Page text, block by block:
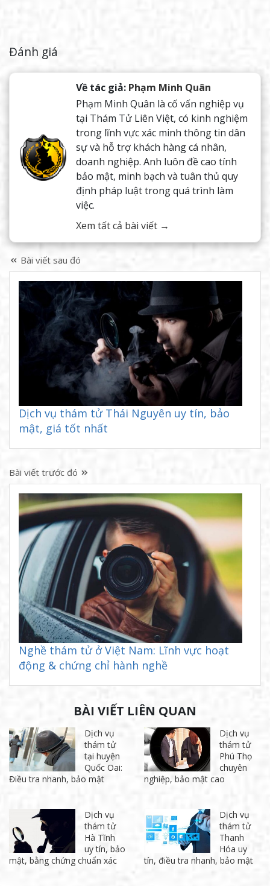
Đánh giá
Về tác giả: Phạm Minh Quân
Phạm Minh Quân là cố vấn nghiệp vụ
tại Thám Tử Liên Việt, có kinh nghiệm
trong lĩnh vực xác minh thông tin dân
sự và hỗ trợ khách hàng cá nhân,
doanh nghiệp. Anh luôn đề cao tính
bảo mật, minh bạch và tuân thủ quy
định pháp luật trong quá trình làm
việc.
Xem tất cả bài viết →
Bài viết sau đó
Dịch vụ thám tử Thái Nguyên uy tín, bảo
mật, giá tốt nhất
Bài viết trước đó
Nghề thám tử ở Việt Nam: Lĩnh vực hoạt
động & chứng chỉ hành nghề
BÀI VIẾT LIÊN QUAN
Dịch vụ
thám tử
tại huyện
Quốc Oai:
Điều tra nhanh, bảo mật
Dịch vụ
thám tử
Phú Thọ
chuyên
nghiệp, bảo mật cao
Dịch vụ
thám tử
Hà Tĩnh
uy tín, bảo
mật, bằng chứng chuẩn xác
Dịch vụ
thám tử
Thanh
Hóa uy
tín, điều tra nhanh, bảo mật